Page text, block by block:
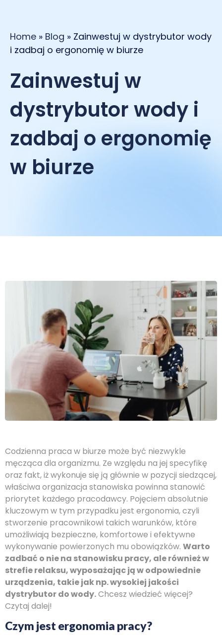
Home » Blog » Zainwestuj w dystrybutor wody
i zadbaj o ergonomię w biurze
Zainwestuj w
dystrybutor wody i
zadbaj o ergonomię
w biurze
Codzienna praca w biurze może być niezwykle
męcząca dla organizmu. Ze względu na jej specyfikę
oraz fakt, iż wykonuje się ją głównie w pozycji siedzącej,
właściwa organizacja stanowiska powinna stanowić
priorytet każdego pracodawcy. Pojęciem absolutnie
kluczowym w tym przypadku jest ergonomia, czyli
stworzenie pracownikowi takich warunków, które
umożliwiają bezpieczne, komfortowe i efektywne
wykonywanie powierzonych mu obowiązków. Warto
zadbać o nie na stanowisku pracy, ale również w
strefie relaksu, wyposażając ją w odpowiednie
urządzenia, takie jak np. wysokiej jakości
dystrybutor do wody.Chcesz wiedzieć więcej?
Czytaj dalej!
Czym jest ergonomia pracy?